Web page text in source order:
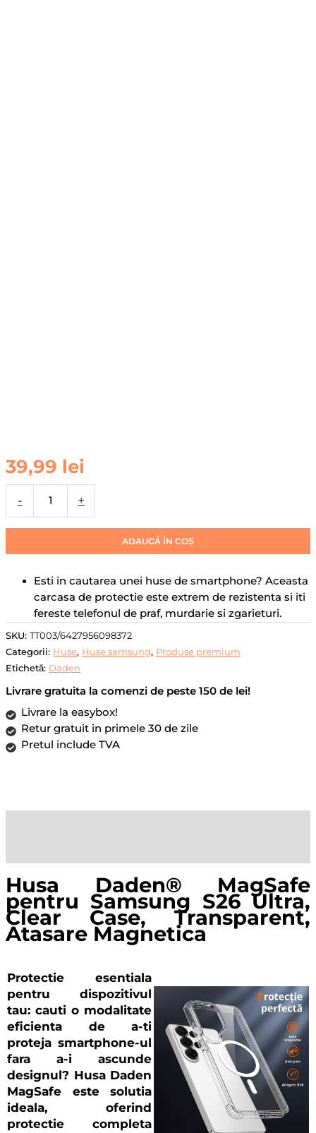
39,99 lei
-
Cantitate
Husa
S26
Clear
Atasare
Magnetica,
Antisoc,
Transparent
+
ADAUGĂ ÎN COȘ
Esti in cautarea unei huse de smartphone? Aceasta
carcasa de protectie este extrem de rezistenta si iti
fereste telefonul de praf, murdarie si zgarieturi.
SKU: TT003/6427956098372
Categorii: Huse, Huse samsung, Produse premium
Etichetă: Daden
Livrare gratuita la comenzi de peste 150 de lei!
Livrare la easybox!
Retur gratuit in primele 30 de zile
Pretul include TVA
Husa Daden® MagSafe
pentru Samsung S26 Ultra,
Clear Case, Transparent,
Atasare Magnetica
Protectie esentiala
pentru dispozitivul
tau: cauti o modalitate
eficienta de a-ti
proteja smartphone-ul
fara a-i ascunde
designul? Husa Daden
MagSafe este solutia
ideala, oferind
protectie completa